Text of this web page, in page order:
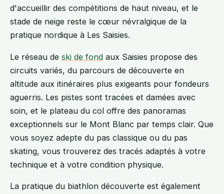
d'accueillir des compétitions de haut niveau, et le
stade de neige reste le cœur névralgique de la
pratique nordique à Les Saisies.
Le réseau de ski de fond aux Saisies propose des
circuits variés, du parcours de découverte en
altitude aux itinéraires plus exigeants pour fondeurs
aguerris. Les pistes sont tracées et damées avec
soin, et le plateau du col offre des panoramas
exceptionnels sur le Mont Blanc par temps clair. Que
vous soyez adepte du pas classique ou du pas
skating, vous trouverez des tracés adaptés à votre
technique et à votre condition physique.
La pratique du biathlon découverte est également